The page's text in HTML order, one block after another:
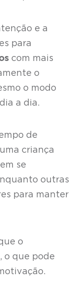
e a
para
com mais
o
o modo
a dia.
de
criança
se
outras
para manter
o
o que pode